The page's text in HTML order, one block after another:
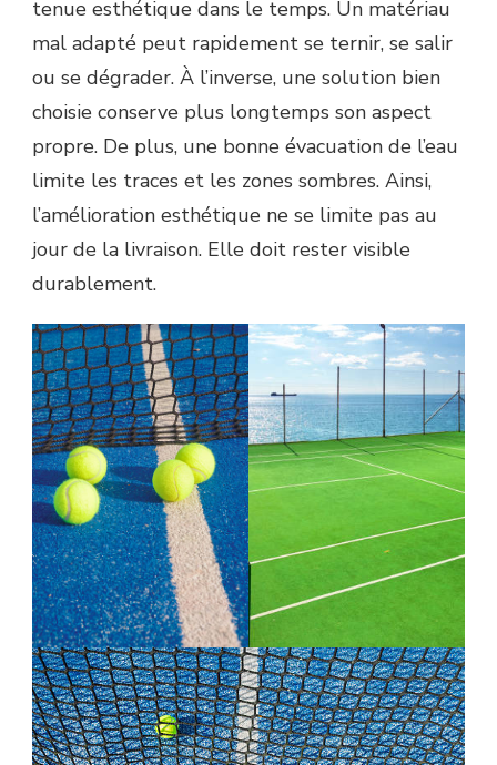
tenue esthétique dans le temps. Un matériau
mal adapté peut rapidement se ternir, se salir
ou se dégrader. À l’inverse, une solution bien
choisie conserve plus longtemps son aspect
propre. De plus, une bonne évacuation de l’eau
limite les traces et les zones sombres. Ainsi,
l’amélioration esthétique ne se limite pas au
jour de la livraison. Elle doit rester visible
durablement.